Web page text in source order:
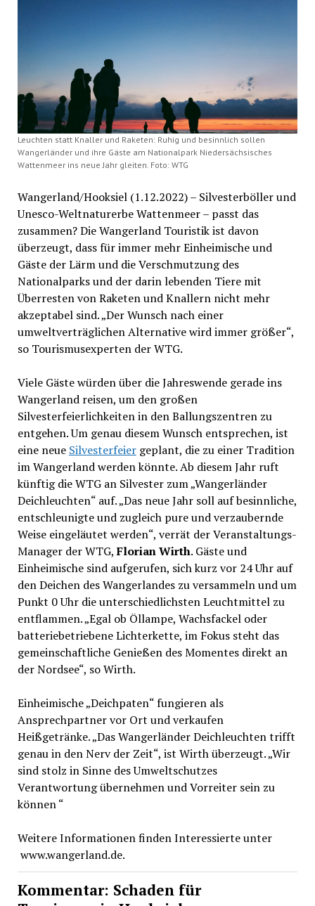
Leuchten statt Knaller und Raketen: Ruhig und besinnlich sollen
Wangerländer und ihre Gäste am Nationalpark Niedersächsisches
Wattenmeer ins neue Jahr gleiten. Foto: WTG
Wangerland/Hooksiel (1.12.2022) – Silvesterböller und
Unesco-Weltnaturerbe Wattenmeer – passt das
zusammen? Die Wangerland Touristik ist davon
überzeugt, dass für immer mehr Einheimische und
Gäste der Lärm und die Verschmutzung des
Nationalparks und der darin lebenden Tiere mit
Überresten von Raketen und Knallern nicht mehr
akzeptabel sind. „Der Wunsch nach einer
umweltverträglichen Alternative wird immer größer“,
so Tourismusexperten der WTG.
Viele Gäste würden über die Jahreswende gerade ins
Wangerland reisen, um den großen
Silvesterfeierlichkeiten in den Ballungszentren zu
entgehen. Um genau diesem Wunsch entsprechen, ist
eine neue Silvesterfeiergeplant, die zu einer Tradition
im Wangerland werden könnte. Ab diesem Jahr ruft
künftig die WTG an Silvester zum „Wangerländer
Deichleuchten“ auf. „Das neue Jahr soll auf besinnliche,
entschleunigte und zugleich pure und verzaubernde
Weise eingeläutet werden“, verrät der Veranstaltungs-
Manager der WTG,Florian Wirth. Gäste und
Einheimische sind aufgerufen, sich kurz vor 24 Uhr auf
den Deichen des Wangerlandes zu versammeln und um
Punkt 0 Uhr die unterschiedlichsten Leuchtmittel zu
entflammen. „Egal ob Öllampe, Wachsfackel oder
batteriebetriebene Lichterkette, im Fokus steht das
gemeinschaftliche Genießen des Momentes direkt an
der Nordsee“, so Wirth.
Einheimische „Deichpaten“ fungieren als
Ansprechpartner vor Ort und verkaufen
Heißgetränke. „Das Wangerländer Deichleuchten trifft
genau in den Nerv der Zeit“, ist Wirth überzeugt. „Wir
sind stolz in Sinne des Umweltschutzes
Verantwortung übernehmen und Vorreiter sein zu
können “
Weitere Informationen finden Interessierte unter
www.wangerland.de.
Kommentar: Schaden für